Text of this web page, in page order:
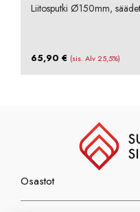
Liitosputki Ø150mm,
65,90€ (sis. Alv 25,5%)
Osastot